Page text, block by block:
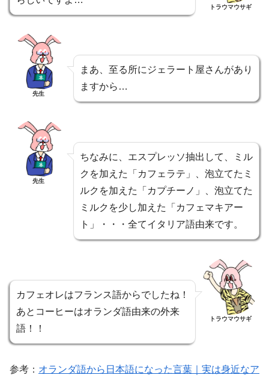
トラウマウサギ
先生
まあ、至る所にジェラート屋さんがあり
ますから…
先生
ちなみに、エスプレッソ抽出して、ミル
クを加えた「カフェラテ」、泡立てたミ
ルクを加えた「カプチーノ」、泡立てた
ミルクを少し加えた「カフェマキアー
ト」・・・全てイタリア語由来です。
カフェオレはフランス語からでしたね！
あとコーヒーはオランダ語由来の外来
語！！
トラウマウサギ
参考： オランダ語から日本語になった言葉｜実は身近なア